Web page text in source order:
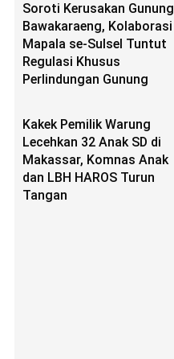
Soroti Kerusakan Gunung
Bawakaraeng, Kolaborasi
Mapala se-Sulsel Tuntut
Regulasi Khusus
Perlindungan Gunung
Kakek Pemilik Warung
Lecehkan 32 Anak SD di
Makassar, Komnas Anak
dan LBH HAROS Turun
Tangan